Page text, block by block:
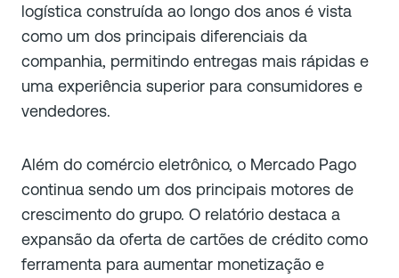
logística construída ao longo dos anos é vista
como um dos principais diferenciais da
companhia, permitindo entregas mais rápidas e
uma experiência superior para consumidores e
vendedores.
Além do comércio eletrônico, o Mercado Pago
continua sendo um dos principais motores de
crescimento do grupo. O relatório destaca a
expansão da oferta de cartões de crédito como
ferramenta para aumentar monetização e